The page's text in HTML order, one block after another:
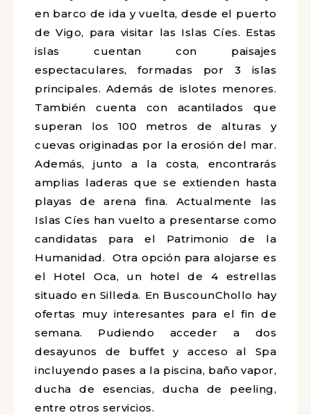
en barco de ida y vuelta, desde el puerto
de Vigo, para visitar las Islas Cíes. Estas
islas cuentan con paisajes
espectaculares, formadas por 3 islas
principales. Además de islotes menores.
También cuenta con acantilados que
superan los 100 metros de alturas y
cuevas originadas por la erosión del mar.
Además, junto a la costa, encontrarás
amplias laderas que se extienden hasta
playas de arena fina. Actualmente las
Islas Cíes han vuelto a presentarse como
candidatas para el Patrimonio de la
Humanidad. Otra opción para alojarse es
el Hotel Oca, un hotel de 4 estrellas
situado en Silleda. En BuscounChollo hay
ofertas muy interesantes para el fin de
semana. Pudiendo acceder a dos
desayunos de buffet y acceso al Spa
incluyendo pases a la piscina, baño vapor,
ducha de esencias, ducha de peeling,
entre otros servicios.